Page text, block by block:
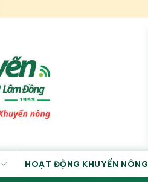
HOẠT ĐỘNG KHUYẾN NÔNG